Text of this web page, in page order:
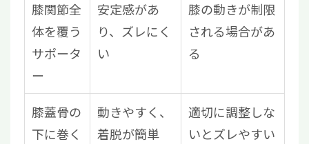
膝関節全
体を覆う
サポータ
ー
安定感があ
り、ズレにく
い
膝の動きが制限
される場合があ
る
膝蓋骨の
下に巻く
動きやすく、
着脱が簡単
適切に調整しな
いとズレやすい